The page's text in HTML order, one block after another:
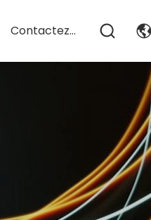
Contactez-Nous